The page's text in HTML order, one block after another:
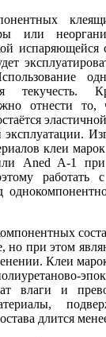
или
испаряющейся
отнести то,
эксплуатации.
клеи
Aned A-1
работать
но при этом
Клеи
влаги и
длится